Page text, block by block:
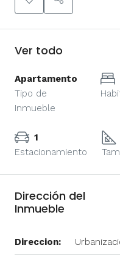
Ver todo
Apartamento
Tipo de
Inmueble
1
Estacionamiento
Dirección del
Inmueble
Direccion: